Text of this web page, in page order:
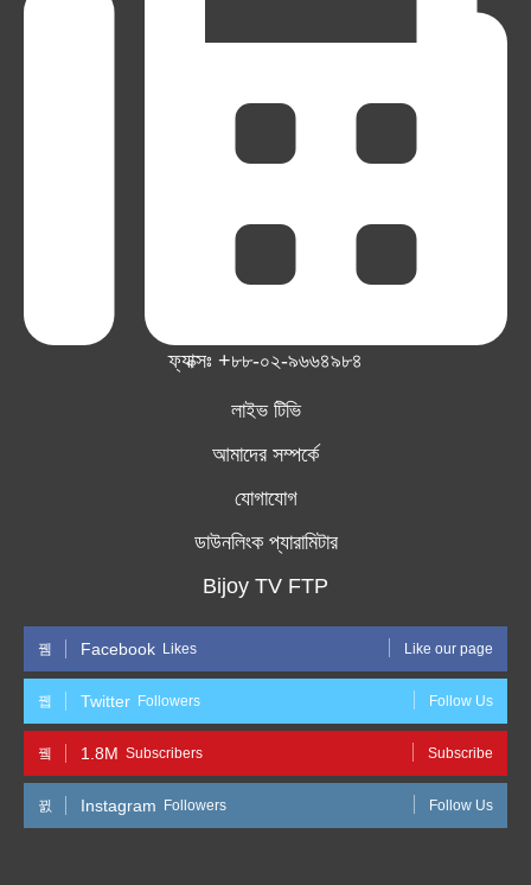
ফ্যাক্সঃ +৮৮-০২-৯৬৬৪৯৮৪
লাইভ টিভি
আমাদের সম্পর্কে
যোগাযোগ
ডাউনলিংক প্যারামিটার
Bijoy TV FTP
Facebook Likes Like our page
Twitter Followers Follow Us
1.8M Subscribers Subscribe
Instagram Followers Follow Us